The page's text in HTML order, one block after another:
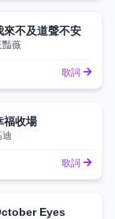
來不及道聲不安
豔薇
歌詞
福收場
迪
歌詞
Eyes